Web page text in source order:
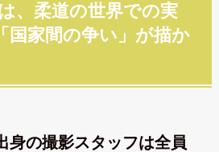
は、柔道の世界での実
国家間の争い」が描か
身の撮影スタッフは全員